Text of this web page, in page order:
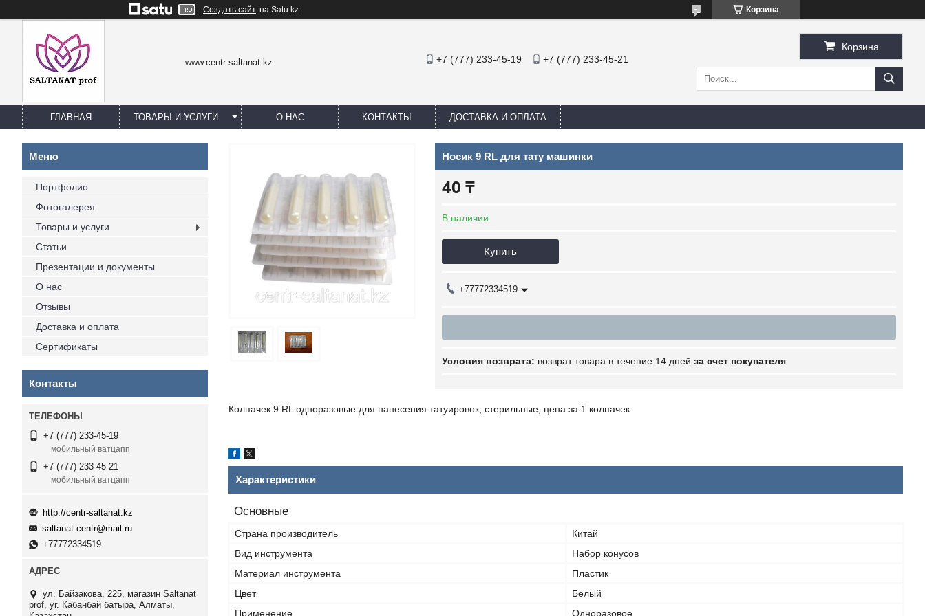
Создать сайт на Satu.kz Корзина
www.centr-saltanat.kz +7 (777) 233-45-19 +7 (777) 233-45-21
Корзина
ГЛАВНАЯ ТОВАРЫ И УСЛУГИ О НАС КОНТАКТЫ ДОСТАВКА И ОПЛАТА
Носик 9 RL для тату машинки
40 ₸
В наличии
Купить
+77772334519
возврат товара в течение 14 дней за счет покупателя
Колпачек 9 RL одноразовые для нанесения татуировок, стерильные, цена за 1 колпачек.
Характеристики
Основные
Страна производитель
Китай
Вид инструмента
Набор конусов
Материал инструмента
Пластик
Цвет
Белый
Применение
Одноразовое
Портфолио
Фотогалерея
Товары и услуги
Статьи
Презентации и документы
О нас
Отзывы
Доставка и оплата
Сертификаты
Контакты
+7 (777) 233-45-19
мобильный ватцапп
+7 (777) 233-45-21
мобильный ватцапп
http://centr-saltanat.kz
saltanat.centr@mail.ru
+77772334519
ул. Байзакова, 225, магазин Saltanat
prof, уг. Кабанбай батыра, Алматы,